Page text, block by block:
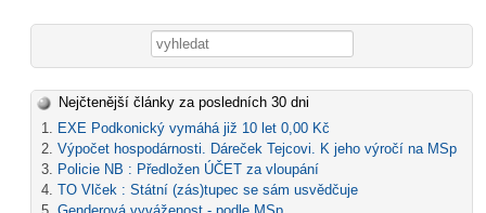
Vyhledávání
Nejčtenější články za posledních 30 dni
EXE Podkonický vymáhá již 10 let 0,00 Kč
Výpočet hospodárnosti. Dáreček Tejcovi. K jeho výročí na MSp
Policie NB : Předložen ÚČET za vloupání
TO Vlček : Státní (zás)tupec se sám usvědčuje